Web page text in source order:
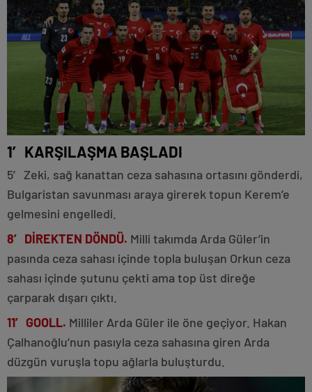
1′ KARŞILAŞMA BAŞLADI
5′ Zeki, sağ kanattan ceza sahasına ortasını gönderdi,
Bulgaristan savunması araya girerek topun Kerem’e
gelmesini engelledi.
8′ DİREKTEN DÖNDÜ. Milli takımda Arda Güler’in
pasında ceza sahası içinde topla buluşan Orkun ceza
sahası içinde şutunu çekti ama top üst direğe
çarparak dışarı çıktı.
11′ GOOLL. Milliler Arda Güler ile öne geçiyor. Hakan
Çalhanoğlu’nun pasıyla ceza sahasına giren Arda
düzgün vuruşla topu ağlarla buluşturdu.